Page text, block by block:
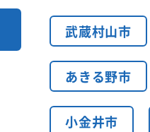
武蔵村山市
あきる野市
小金井市